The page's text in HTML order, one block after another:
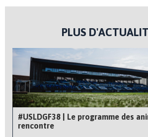
PLUS
#USLDGF38 | Le programme des
rencontre